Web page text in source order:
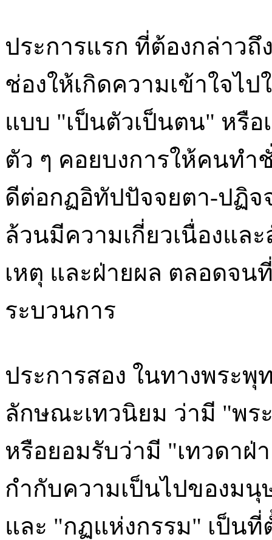
ประการแรก ที่ต้องกล่าว
ช่องให้เกิดความเข้าใจไ
แบบ "เป็นตัวเป็นตน" หรือ
ตัว ๆ คอยบงการให้คนทำ
ดีต่อกฏอิทัปปัจจยตา-ปฏิจ
ล้วนมีความเกี่ยวเนื่องแ
เหตุ และฝ่ายผล ตลอดจน
ระบวนการ
ประการสอง ในทางพระ
ลักษณะเทวนิยม ว่ามี "พร
หรือยอมรับว่ามี "เทวดา
กำกับความเป็นไปของม
และ "กฏแห่งกรรม" เป็น